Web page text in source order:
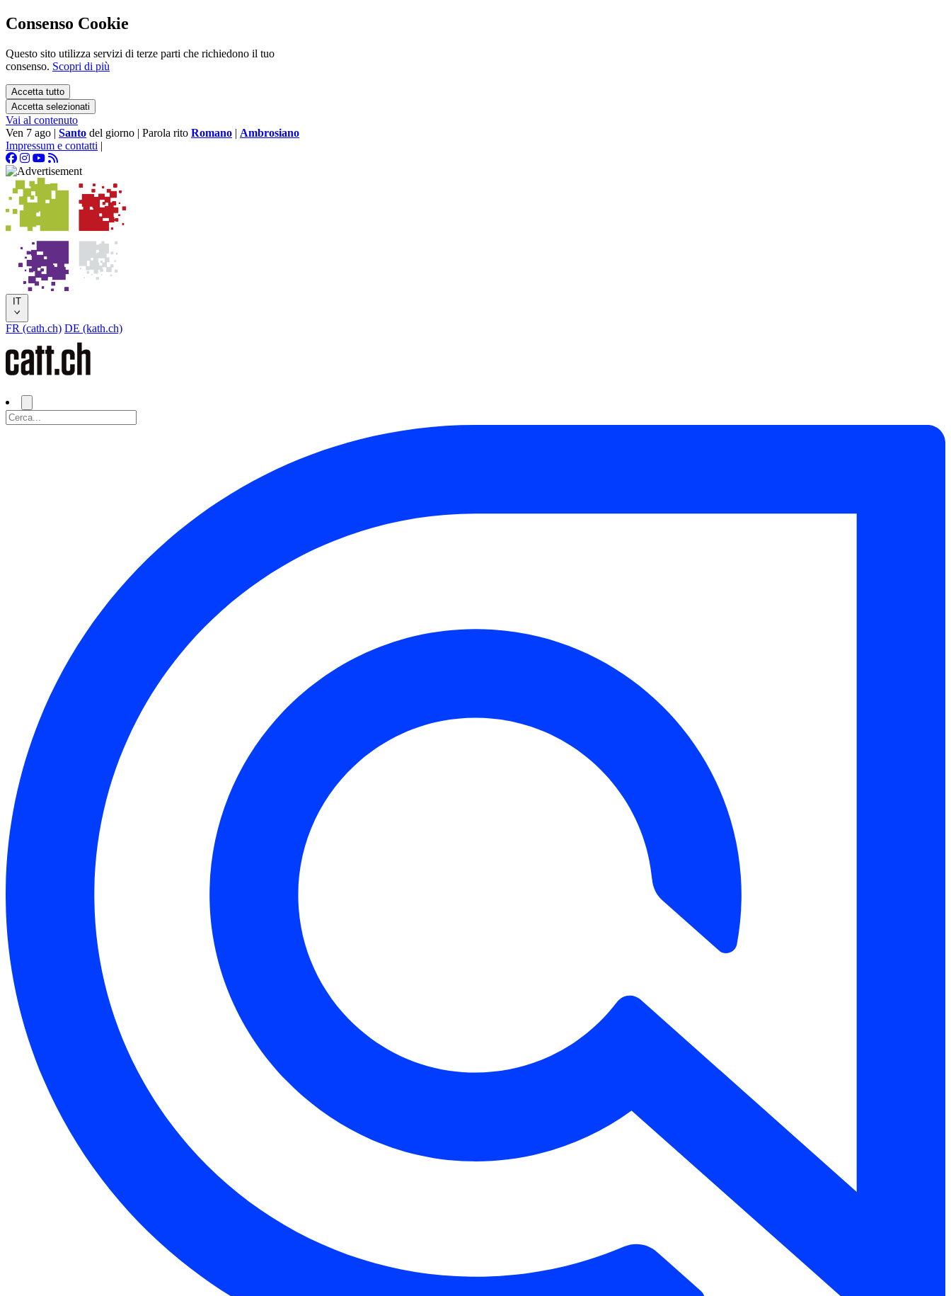
Consenso Cookie
Questo sito utilizza servizi di terze parti che richiedono il tuo
consenso. Scopri di più
Accetta tutto
Accetta selezionati
Vai al contenuto
Ven 7 ago | Santo del giorno | Parola rito Romano | Ambrosiano
Impressum e contatti |
IT
FR (cath.ch) DE (kath.ch)